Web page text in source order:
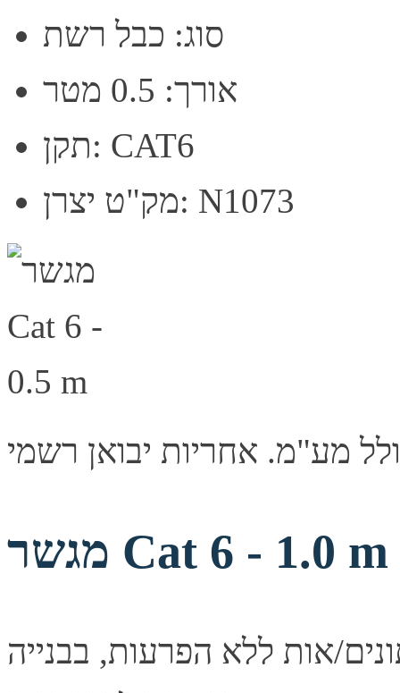
סוג: כבל רשת
אורך: 0.5 מטר
תקן: CAT6
מק"ט יצרן: N1073
מגשר Cat 6 - 1.0 m
אות ללא הפרעות, בבנייה